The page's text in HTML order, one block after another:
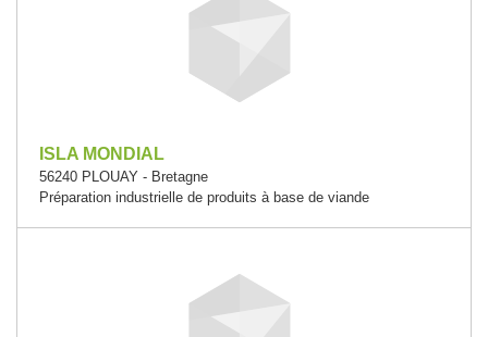
ISLA MONDIAL
56240 PLOUAY - Bretagne
Préparation industrielle de produits à base de viande